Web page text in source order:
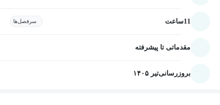
11ساعت سرفصل‌ها
مقدماتی تا پیشرفته
بروزرسانیتیر ۱۴۰۵